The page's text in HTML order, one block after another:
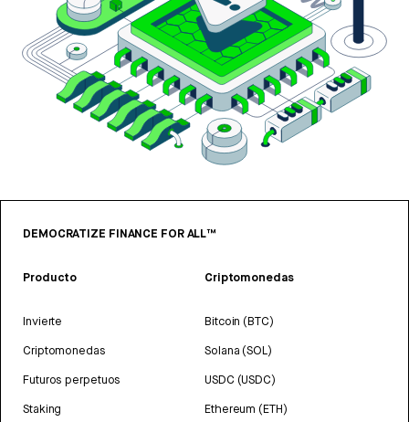
DEMOCRATIZE FINANCE FOR ALL™
Producto
Invierte
Criptomonedas
Futuros perpetuos
Staking
Criptomonedas
Bitcoin (BTC)
Solana (SOL)
USDC (USDC)
Ethereum (ETH)